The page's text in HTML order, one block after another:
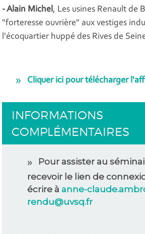
- Alain Michel, Les usines Renault de
"forteresse ouvrière" aux vestiges
l'écoquartier huppé des Rives de
Cliquer ici pour télécharger
INFORMATIONS
COMPLÉMENTAIRES
Pour assister au
recevoir le lien de
écrire à anne-
rendu@uvsq.fr